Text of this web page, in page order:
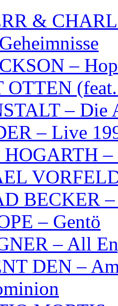
&
–
– Die
– Live
–
BECKER
– Gentö
– All
DEN –